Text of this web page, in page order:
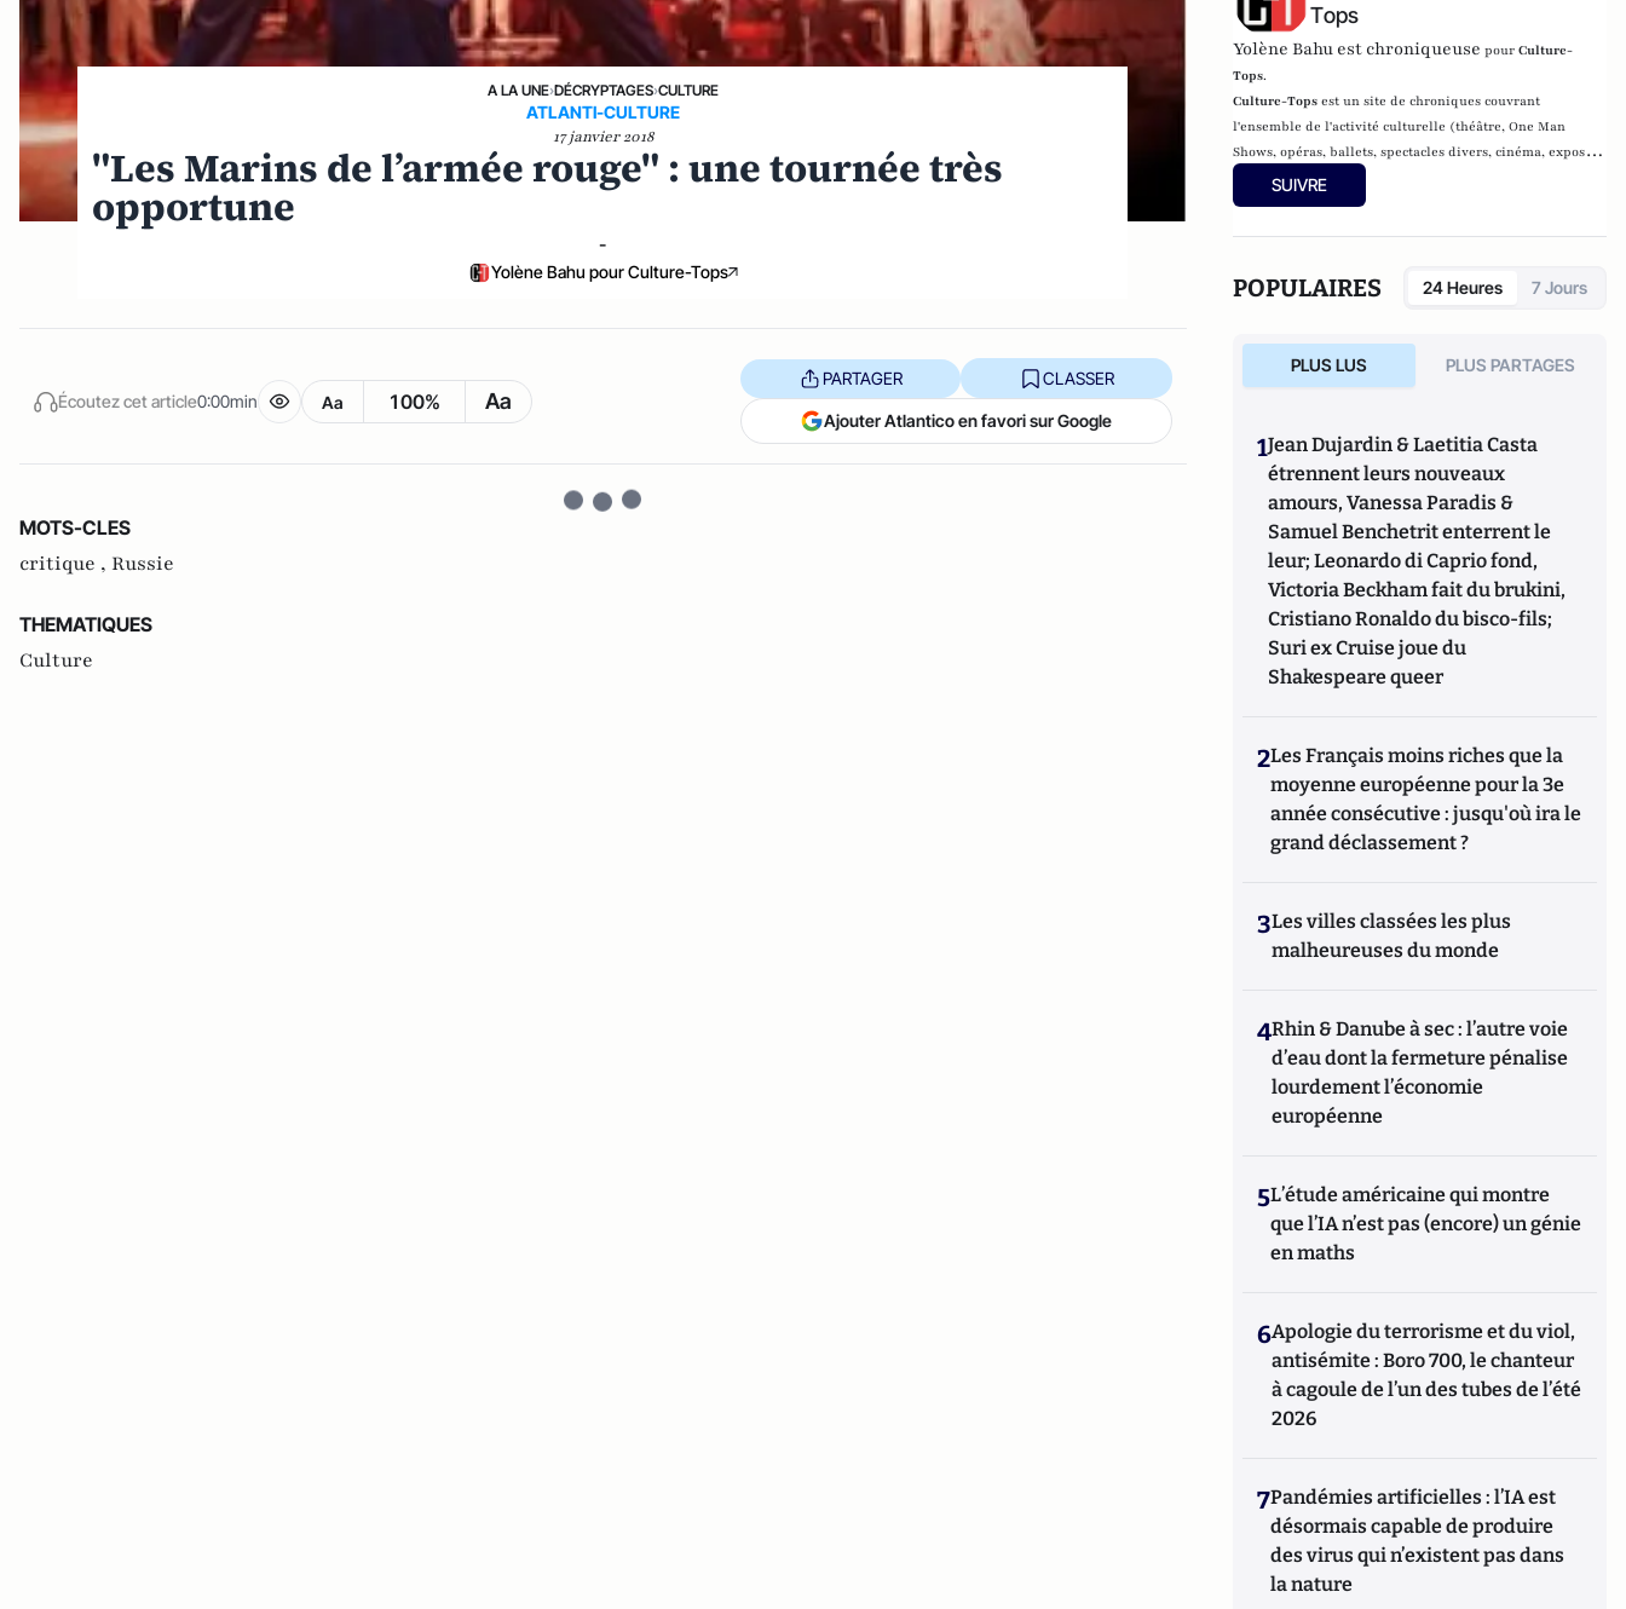
A LA UNE›DÉCRYPTAGES›CULTURE
ATLANTI-CULTURE
17 janvier 2018
"Les Marins de l’armée rouge" : une tournée très
opportune
-
Yolène Bahu pour Culture-Tops
Écoutez cet article0:00min Aa 100% Aa
PARTAGER CLASSER
Ajouter Atlantico en favori sur Google
MOTS-CLES
critique , Russie
THEMATIQUES
Culture
Tops
Yolène Bahu est chroniqueusepourCulture-
Tops.
Culture-Tops est un site de chroniques couvrant
l'ensemble de l'activité culturelle (théâtre, One Man
Shows, opéras, ballets, spectacles divers, cinéma, expos,
livres, etc.).
SUIVRE
POPULAIRES 24 Heures 7 Jours
PLUS LUS PLUS PARTAGES
1Jean Dujardin & Laetitia Casta
étrennent leurs nouveaux
amours, Vanessa Paradis &
Samuel Benchetrit enterrent le
leur; Leonardo di Caprio fond,
Victoria Beckham fait du brukini,
Cristiano Ronaldo du bisco-fils;
Suri ex Cruise joue du
Shakespeare queer
2Les Français moins riches que la
moyenne européenne pour la 3e
année consécutive : jusqu'où ira le
grand déclassement ?
3Les villes classées les plus
malheureuses du monde
4Rhin & Danube à sec : l’autre voie
d’eau dont la fermeture pénalise
lourdement l’économie
européenne
5L’étude américaine qui montre
que l’IA n’est pas (encore) un génie
en maths
6Apologie du terrorisme et du viol,
antisémite : Boro 700, le chanteur
à cagoule de l’un des tubes de l’été
2026
7Pandémies artificielles : l’IA est
désormais capable de produire
des virus qui n’existent pas dans
la nature